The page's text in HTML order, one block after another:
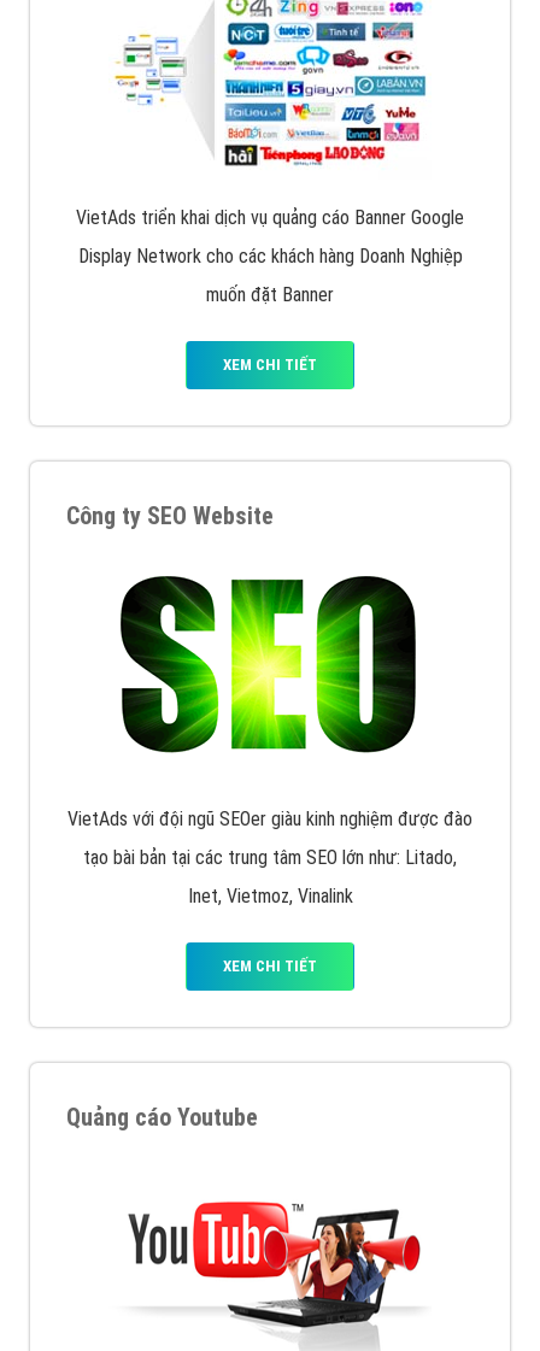
VietAds triển khai dịch vụ quảng cáo Banner Google
Display Network cho các khách hàng Doanh Nghiệp
muốn đặt Banner
XEM CHI TIẾT
Công ty SEO Website
VietAds với đội ngũ SEOer giàu kinh nghiệm được đào
tạo bài bản tại các trung tâm SEO lớn như: Litado,
Inet, Vietmoz, Vinalink
XEM CHI TIẾT
Quảng cáo Youtube